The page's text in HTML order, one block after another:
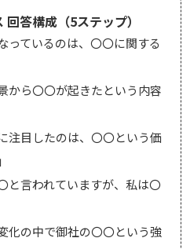
答構成（5ステップ）
っているのは、〇〇に関する
から〇〇が起きたという内容
注目したのは、〇〇という価
と言われていますが、私は〇
化の中で御社の〇〇という強